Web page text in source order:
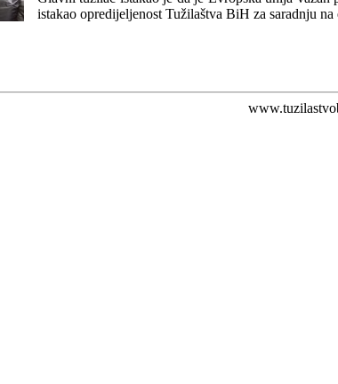
istakao opredijeljenost Tužilaštva BiH za saradnju